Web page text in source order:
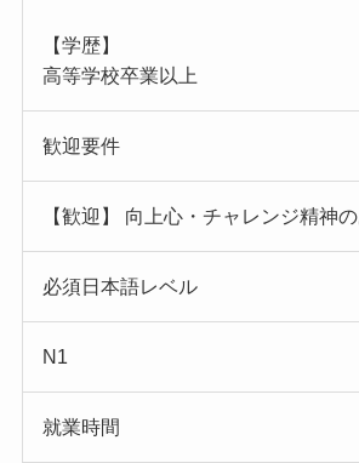
【学歴】
高等学校卒業以上
歓迎要件
【歓迎】 向上心・チャレンジ精神
必須日本語レベル
N1
就業時間